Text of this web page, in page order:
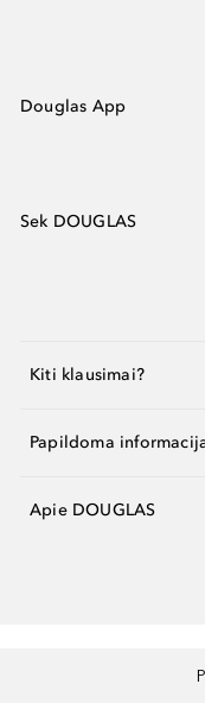
Douglas App
Sek DOUGLAS
Kiti klausimai?
Papildoma
Apie DOUGLAS